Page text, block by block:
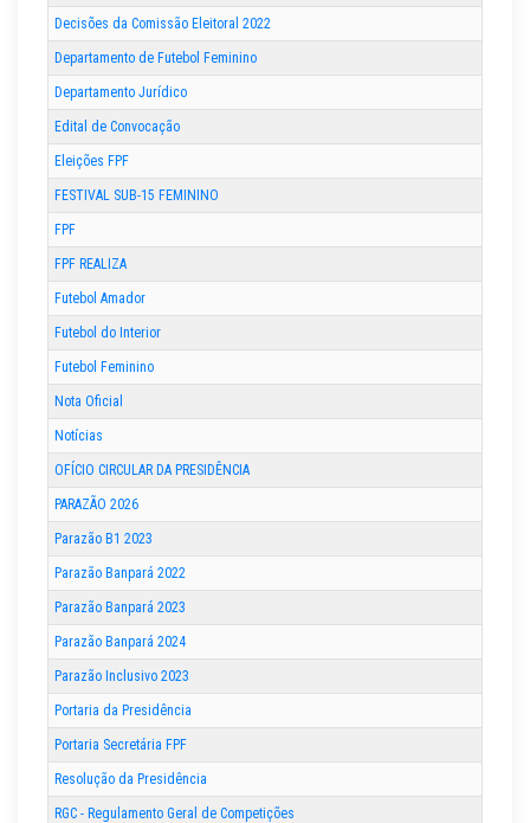
Decisões da Comissão Eleitoral 2022
Departamento de Futebol Feminino
Departamento Jurídico
Edital de Convocação
Eleições FPF
FESTIVAL SUB-15 FEMININO
FPF
FPF REALIZA
Futebol Amador
Futebol do Interior
Futebol Feminino
Nota Oficial
Notícias
OFÍCIO CIRCULAR DA PRESIDÊNCIA
PARAZÃO 2026
Parazão B1 2023
Parazão Banpará 2022
Parazão Banpará 2023
Parazão Banpará 2024
Parazão Inclusivo 2023
Portaria da Presidência
Portaria Secretária FPF
Resolução da Presidência
RGC - Regulamento Geral de Competições